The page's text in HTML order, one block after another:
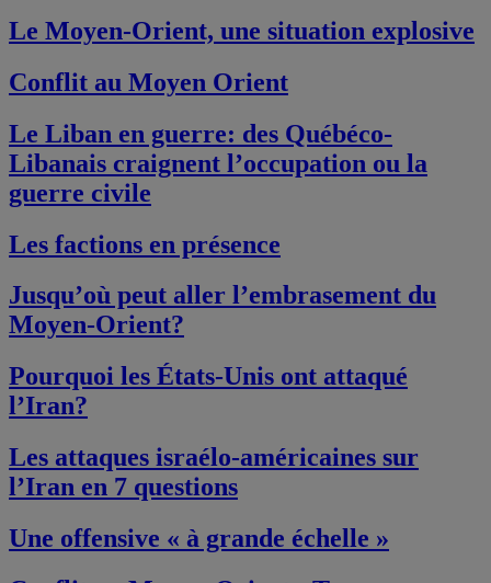
Le Moyen-Orient, une situation explosive
Conflit au Moyen Orient
Le Liban en guerre: des Québéco-
Libanais craignent l’occupation ou la
guerre civile
Les factions en présence
Jusqu’où peut aller l’embrasement du
Moyen-Orient?
Pourquoi les États-Unis ont attaqué
l’Iran?
Les attaques israélo-américaines sur
l’Iran en 7 questions
Une offensive « à grande échelle »